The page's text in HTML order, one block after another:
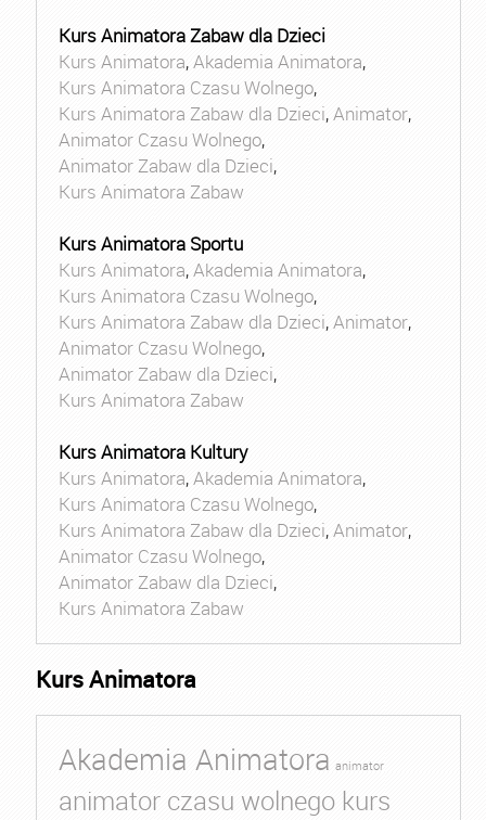
Kurs Animatora Zabaw dla Dzieci
Kurs Animatora,Akademia Animatora,
Kurs Animatora Czasu Wolnego,
Kurs Animatora Zabaw dla Dzieci,Animator,
Animator Czasu Wolnego,
Animator Zabaw dla Dzieci,
Kurs Animatora Zabaw
Kurs Animatora Sportu
Kurs Animatora,Akademia Animatora,
Kurs Animatora Czasu Wolnego,
Kurs Animatora Zabaw dla Dzieci,Animator,
Animator Czasu Wolnego,
Animator Zabaw dla Dzieci,
Kurs Animatora Zabaw
Kurs Animatora Kultury
Kurs Animatora,Akademia Animatora,
Kurs Animatora Czasu Wolnego,
Kurs Animatora Zabaw dla Dzieci,Animator,
Animator Czasu Wolnego,
Animator Zabaw dla Dzieci,
Kurs Animatora Zabaw
Kurs Animatora
Akademia Animatora animator
animator czasu wolnego kurs